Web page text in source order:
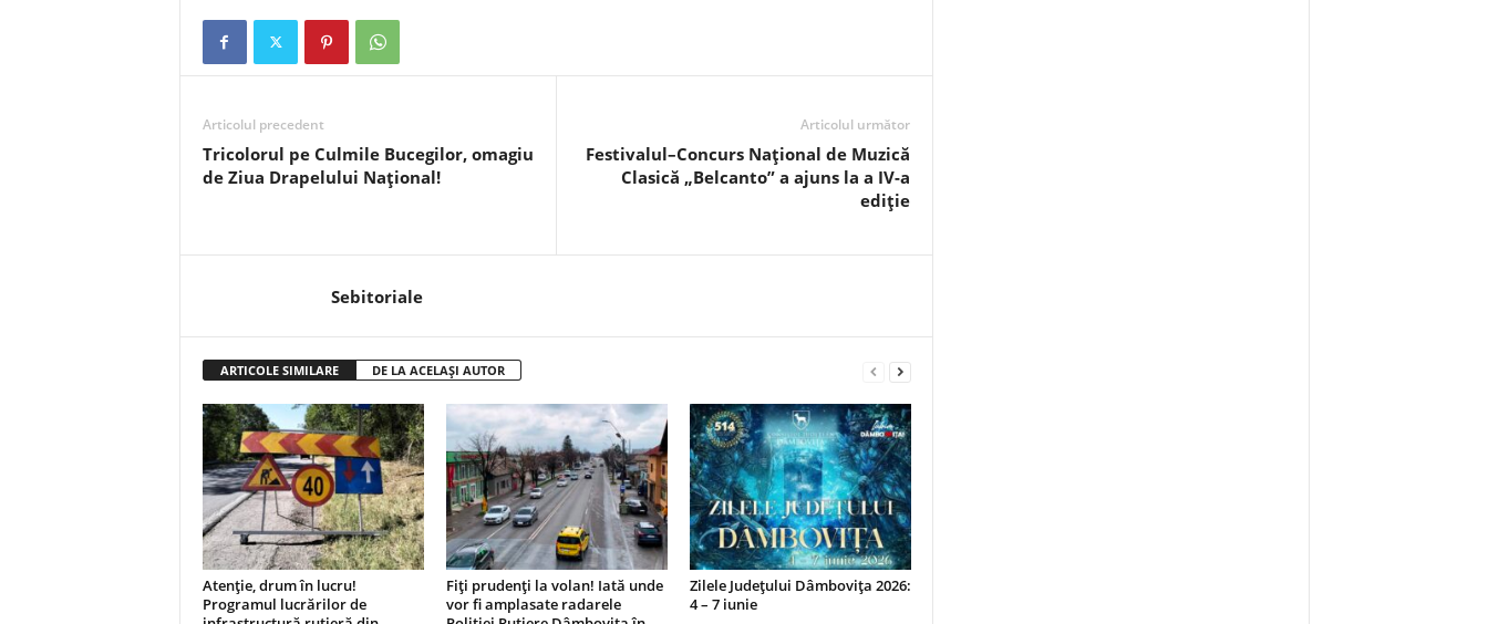
Articolul precedent
Tricolorul pe Culmile Bucegilor, omagiu
de Ziua Drapelului Național!
Articolul următor
Festivalul–Concurs Național de Muzică
Clasică „Belcanto” a ajuns la a IV-a
ediție
Sebitoriale
ARTICOLE SIMILARE DE LA ACELAȘI AUTOR
Atenție, drum în lucru!
Programul lucrărilor de
Fiți prudenți la volan! Iată unde
vor fi amplasate radarele
Zilele Județului Dâmbovița 2026:
4 – 7 iunie